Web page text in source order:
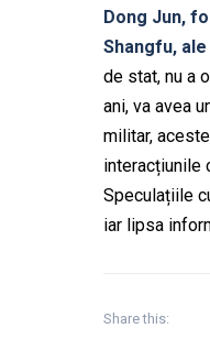
Dong Jun,
Shangfu,
de stat, nu a
ani, va avea
militar,
interacțiunile
Speculațiile
iar lipsa
Share this: